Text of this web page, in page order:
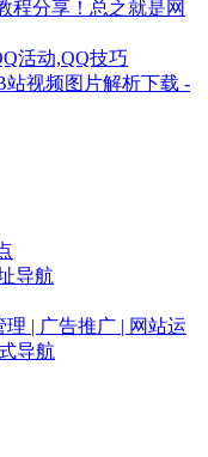
程分享！总之就是网
活动,QQ技巧
站视频图片解析下载 -
导航
| 广告推广 | 网站运
导航